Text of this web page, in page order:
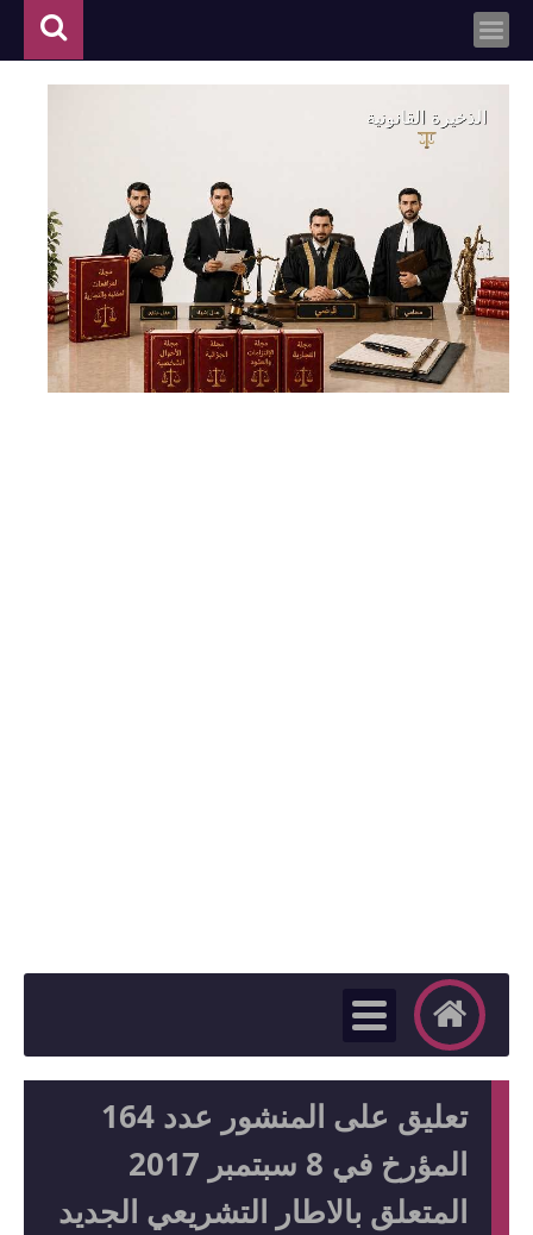
تعليق على المنشور عدد 164
المؤرخ في 8 سبتمبر 2017
المتعلق بالاطار التشريعي الجديد